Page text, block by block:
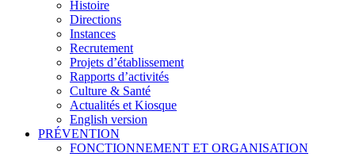
Histoire
Directions
Instances
Recrutement
Projets d’établissement
Rapports d’activités
Culture & Santé
Actualités et Kiosque
English version
PRÉVENTION
FONCTIONNEMENT ET ORGANISATION